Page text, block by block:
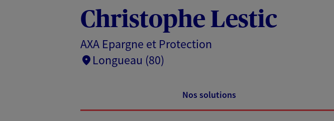
Christophe Lestic
AXA Epargne et Protection
Longueau (80)
Nos solutions